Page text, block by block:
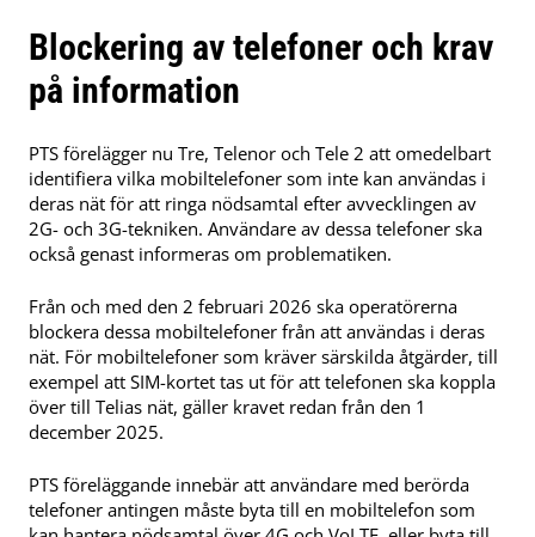
Blockering av telefoner och krav
på information
PTS förelägger nu Tre, Telenor och Tele 2 att omedelbart
identifiera vilka mobiltelefoner som inte kan användas i
deras nät för att ringa nödsamtal efter avvecklingen av
2G- och 3G-tekniken. Användare av dessa telefoner ska
också genast informeras om problematiken.
Från och med den 2 februari 2026 ska operatörerna
blockera dessa mobiltelefoner från att användas i deras
nät. För mobiltelefoner som kräver särskilda åtgärder, till
exempel att SIM-kortet tas ut för att telefonen ska koppla
över till Telias nät, gäller kravet redan från den 1
december 2025.
PTS föreläggande innebär att användare med berörda
telefoner antingen måste byta till en mobiltelefon som